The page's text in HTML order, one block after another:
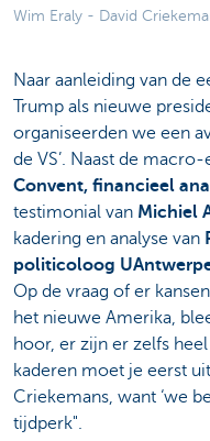
Wim Eraly - David
Naar aanleiding van de
Trump als nieuwe
organiseerden we een
de VS’. Naast de
Convent, financieel
testimonial van Michiel
kadering en analyse van
politicoloog
Op de vraag of er
het nieuwe Amerika,
hoor, er zijn er zelfs
kaderen moet je eerst
Criekemans, want ‘we
tijdperk".